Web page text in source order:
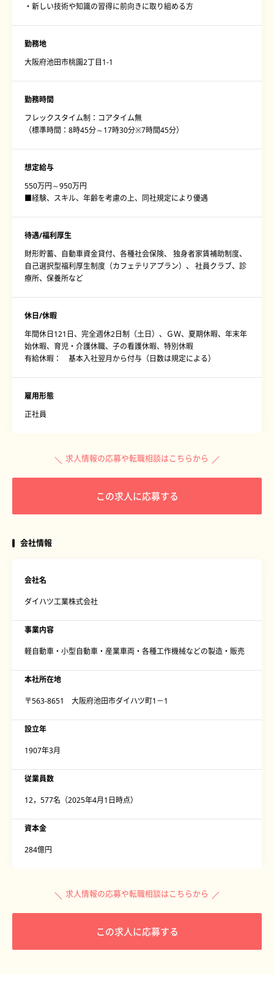
・新しい技術や知識の習得に前向きに取り組める方
勤務地
大阪府池田市桃園2丁目1-1
勤務時間
フレックスタイム制：コアタイム無
（標準時間：8時45分～17時30分※7時間45分）
想定給与
550万円～950万円
■経験、スキル、年齢を考慮の上、同社規定により優遇
待遇/福利厚生
財形貯蓄、自動車資金貸付、各種社会保険、 独身者家賃補助制度、
自己選択型福利厚生制度（カフェテリアプラン）、 社員クラブ、診
療所、保養所など
休日/休暇
年間休日121日、完全週休2日制（土日）、ＧＷ、夏期休暇、年末年
始休暇、育児・介護休職、子の看護休暇、特別休暇
有給休暇： 基本入社翌月から付与（日数は規定による）
雇用形態
正社員
求人情報の応募や転職相談はこちらから
この求人に応募する
会社情報
会社名
ダイハツ工業株式会社
事業内容
軽自動車・小型自動車・産業車両・各種工作機械などの製造・販売
本社所在地
〒563-8651 大阪府池田市ダイハツ町1－1
設立年
1907年3月
従業員数
12，577名（2025年4月1日時点）
資本金
284億円
求人情報の応募や転職相談はこちらから
この求人に応募する